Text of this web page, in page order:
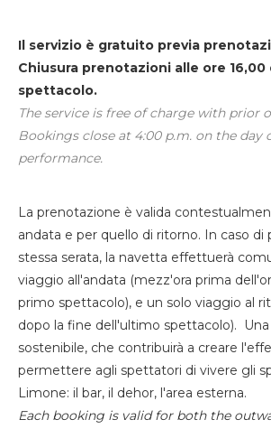
Il servizio è gratuito previa
Chiusura prenotazioni alle ore
spettacolo.
The service is free of charge with prior
Bookings close at 4:00 p.m. on the day
performance.
La prenotazione è valida
andata e per quello di ritorno. In caso di
stessa serata, la navetta effettuerà
viaggio all'andata (mezz'ora prima
primo spettacolo), e un solo viaggio al
dopo la fine dell'ultimo spettacolo).
sostenibile, che contribuirà a creare
permettere agli spettatori di vivere gli
Limone: il bar, il dehor, l'area esterna.
Each booking is valid for both the